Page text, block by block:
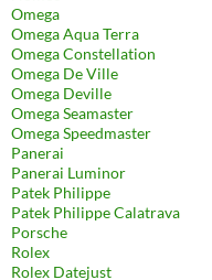
Omega
Omega Aqua Terra
Omega Constellation
Omega De Ville
Omega Deville
Omega Seamaster
Omega Speedmaster
Panerai
Panerai Luminor
Patek Philippe
Patek Philippe Calatrava
Porsche
Rolex
Rolex Datejust